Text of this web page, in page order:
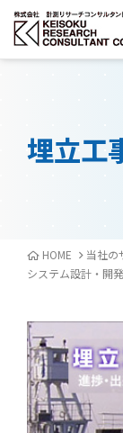
埋立工
HOME 当社の
システム設計・開発